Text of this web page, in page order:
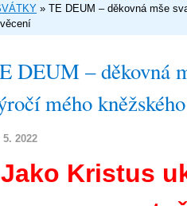
» TE DEUM – děkovná mše
DEUM – děkovná
mého
5. 2022
Jako Kristus